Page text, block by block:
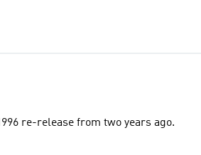
I missed out on the 1996 re-release from two years ago.